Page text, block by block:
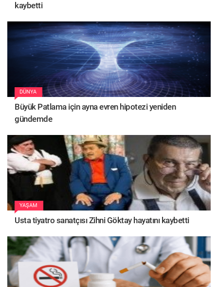
kaybetti
DÜNYA
Büyük Patlama için ayna evren hipotezi yeniden
gündemde
YAŞAM
Usta tiyatro sanatçısı Zihni Göktay hayatını kaybetti